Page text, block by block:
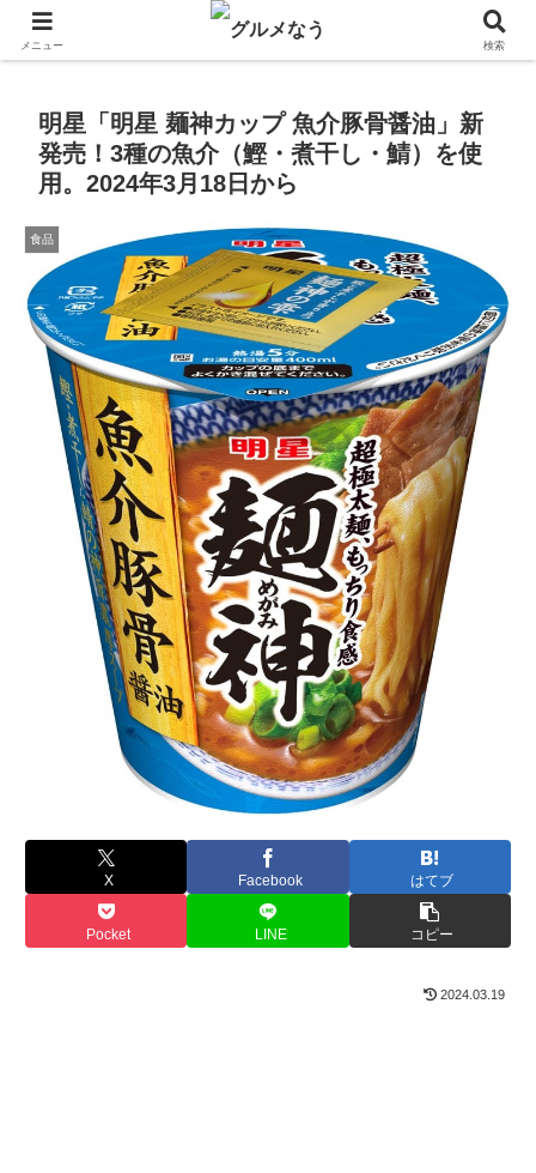
飲食店キャンペーン・食品飲料お菓子新発売のグルメニュース。
明星「明星 麺神カップ 魚介豚骨醤油」新
発売！3種の魚介（鰹・煮干し・鯖）を使
用。2024年3月18日から
食品
X Facebook はてブ
Pocket LINE コピー
2024.03.19
メニュー 検索